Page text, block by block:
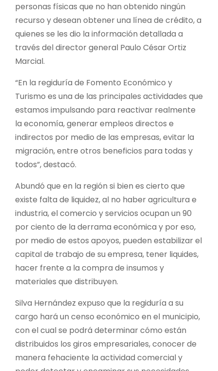
personas físicas que no han obtenido ningún
recurso y desean obtener una línea de crédito, a
quienes se les dio la información detallada a
través del director general Paulo César Ortiz
Marcial.
“En la regiduría de Fomento Económico y
Turismo es una de las principales actividades que
estamos impulsando para reactivar realmente
la economía, generar empleos directos e
indirectos por medio de las empresas, evitar la
migración, entre otros beneficios para todas y
todos”, destacó.
Abundó que en la región si bien es cierto que
existe falta de liquidez, al no haber agricultura e
industria, el comercio y servicios ocupan un 90
por ciento de la derrama económica y por eso,
por medio de estos apoyos, pueden estabilizar el
capital de trabajo de su empresa, tener liquides,
hacer frente a la compra de insumos y
materiales que distribuyen.
Silva Hernández expuso que la regiduría a su
cargo hará un censo económico en el municipio,
con el cual se podrá determinar cómo están
distribuidos los giros empresariales, conocer de
manera fehaciente la actividad comercial y